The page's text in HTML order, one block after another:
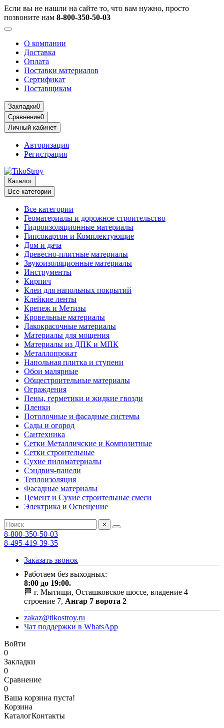
Если вы не нашли на сайте то, что вам нужно, просто
позвоните нам 8-800-350-50-03
О компании
Доставка
Оплата
Поставки материалов
Сертификат
Поставщикам
Закладки0
Сравнение0
Личный кабинет
Авторизация
Регистрация
Каталог
Все категории
Все категории
Геоматериалы и дорожное строительство
Гидроизоляционные материалы
Гипсокартон и Комплектующие
Дом и дача
Древесно-плитные материалы
Звукоизоляционные материалы
Инструменты
Кирпич
Клеи для напольных покрытий
Клейкие ленты
Крепеж и Метизы
Кровельные материалы
Лакокрасочные материалы
Материалы для мощения
Материалы из ДПК и МПК
Металлопрокат
Напольная плитка и ступени
Обои малярные
Общестроительные материалы
Ограждения
Пены, герметики и жидкие гвозди
Пленки
Потолочные и фасадные системы
Сады и огород
Сантехника
Сетки Металличские и Композитные
Сетки строительные
Сухие пиломатериалы
Сэндвич-панели
Теплоизоляция
Фасадные материалы
Цемент и Сухие строительные смеси
Электрика и Освещение
×
8-800-350-50-03
8-495-419-39-35
Заказать звонок
Работаем без выходных:
8:00 до 19:00.
🏁 г. Мытищи, Осташковское шоссе, владение 4
строение 7, Ангар 7 ворота 2
zakaz@tikostroy.ru
Чат поддержки в WhatsApp
Войти
0
Закладки
0
Сравнение
0
Ваша корзина пуста!
Корзина
КаталогКонтакты